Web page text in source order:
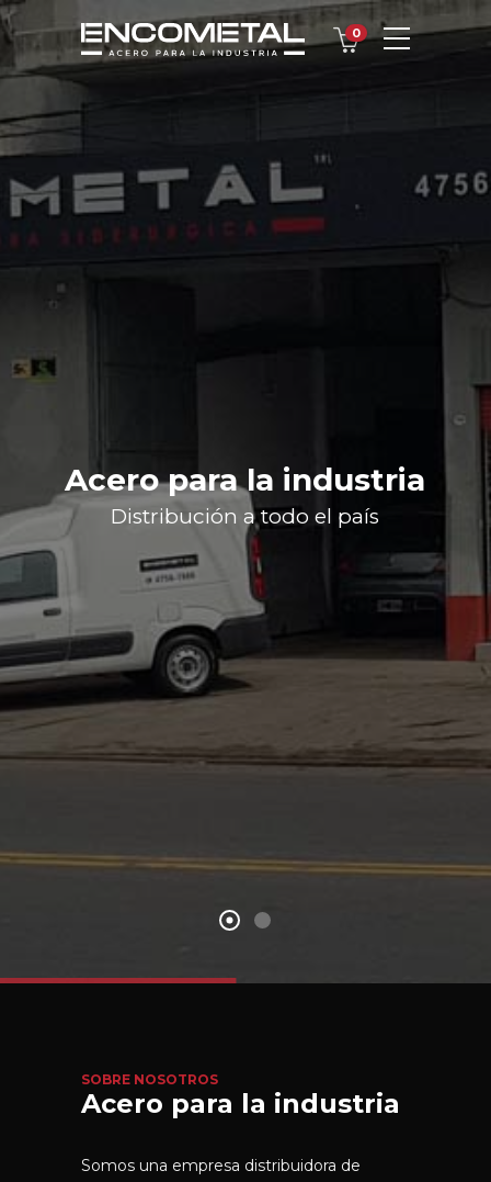
0
Acero para la industria
Distribución a todo el país
SOBRE NOSOTROS
Acero para la industria
Somos una empresa distribuidora de